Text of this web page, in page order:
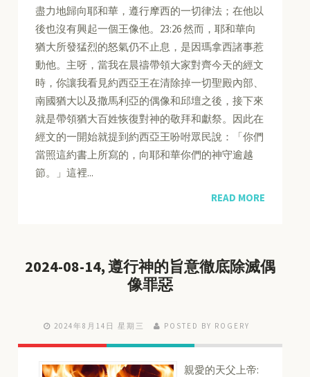
盡力地歸向耶和華，遵行摩西的一切律法；在他以
後也沒有興起一個王像他。23:26 然而，耶和華向
猶大所發猛烈的怒氣仍不止息，是因瑪拿西諸事惹
動他。主呀，當我在晨禱帶領大家對齊今天的經文
時，你讓我看見約西亞王在清除掉一切聖殿內部、
南國猶大以及撒馬利亞的偶像和邱壇之後，接下來
就是帶領猶大百姓恢復對神的敬拜和獻祭。因此在
經文的一開始就提到約西亞王吩咐眾民說：「你們
當照這約書上所寫的，向耶和華你們的神守逾越
節。」這裡...
READ MORE
2024-08-14, 遵行神的旨意徹底除滅偶
像罪惡
2024年8月14日 星期三 POSTED BY ROGERY
親愛的天父上帝: